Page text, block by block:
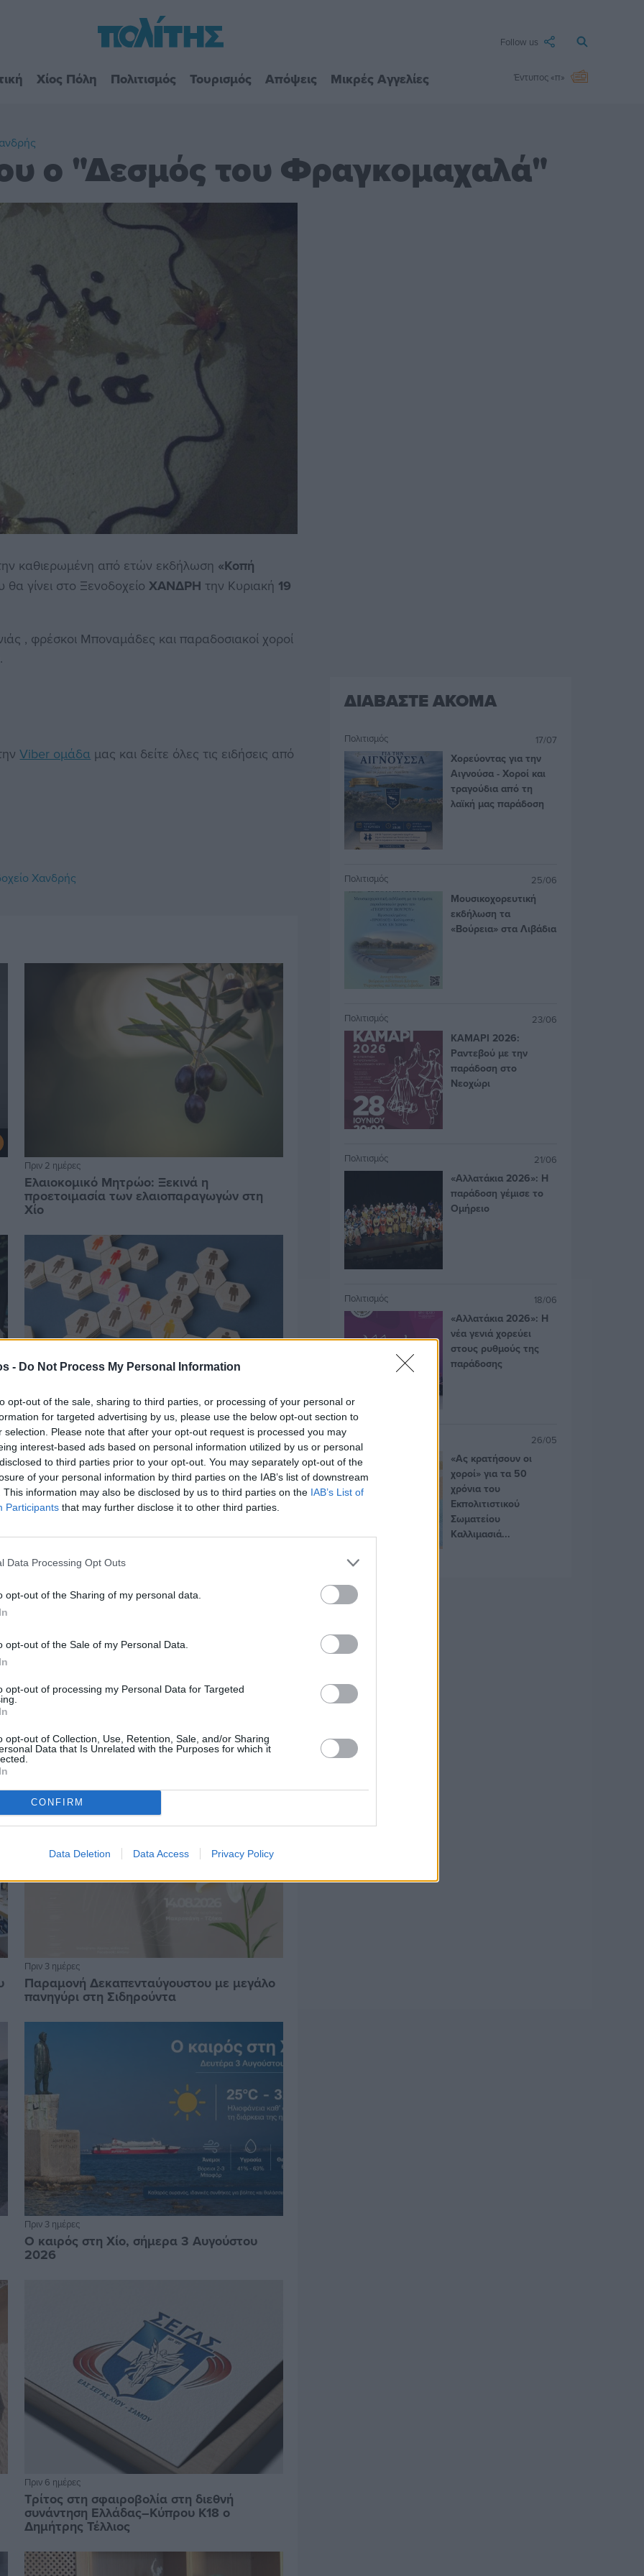
- Do Not Process My Personal Information
opt-out of the sale, sharing to third parties, or processing of your personal or
for targeted advertising by us, please use the below opt-out section to
selection. Please note that after your opt-out request is processed you may
interest-based ads based on personal information utilized by us or personal
to third parties prior to your opt-out. You may separately opt-out of the
of your personal information by third parties on the IAB’s list of downstream
This information may also be disclosed by us to third parties on the IAB’s List of
Participants that may further disclose it to other third parties.
Data Processing Opt Outs
opt-out of the Sharing of my personal data.
opt-out of the Sale of my Personal Data.
opt-out of processing my Personal Data for Targeted
opt-out of Collection, Use, Retention, Sale, and/or Sharing
Data that Is Unrelated with the Purposes for which it
CONFIRM
Data Deletion Data Access Privacy Policy
Follow us
Χίος Πόλη Πολιτισμός Τουρισμός Απόψεις Μικρές Αγγελίες Έντυπος «π»
ο "Δεσμός του Φραγκομαχαλά"
καθιερωμένη από ετών εκδήλωση «Κοπή
θα γίνει στο ΞενοδοχείοΧΑΝΔΡΗ την Κυριακή 19
, φρέσκοι Μποναμάδες και παραδοσιακοί χοροί
Viber ομάδα μας και δείτε όλες τις ειδήσεις από
Χανδρής
Πριν 2 ημέρες
Ελαιοκομικό Μητρώο: Ξεκινά η
προετοιμασία των ελαιοπαραγωγών στη
Χίο
Πριν 2 ημέρες
Αδειάζουν τα νησιά – Το δημογραφικό στο
«κόκκινο»
Πριν 2 ημέρες
Πριν 3 ημέρες
Παραμονή Δεκαπενταύγουστου με μεγάλο
πανηγύρι στη Σιδηρούντα
Πριν 3 ημέρες
Ο καιρός στη Χίο, σήμερα 3 Αυγούστου
2026
Πριν 6 ημέρες
Τρίτος στη σφαιροβολία στη διεθνή
συνάντηση Ελλάδας–Κύπρου Κ18 ο
Δημήτρης Τέλλιος
ΔΙΑΒΑΣΤΕ ΑΚΟΜΑ
Πολιτισμός 17/07
Χορεύοντας για την
Αιγνούσα - Χοροί και
τραγούδια από τη
λαϊκή μας παράδοση
Πολιτισμός 25/06
Μουσικοχορευτική
εκδήλωση τα
«Βούρεια» στα Λιβάδια
Πολιτισμός 23/06
ΚΑΜΑΡΙ 2026:
Ραντεβού με την
παράδοση στο
Νεοχώρι
Πολιτισμός 21/06
«Αλλατάκια 2026»: Η
παράδοση γέμισε το
Ομήρειο
Πολιτισμός 18/06
«Αλλατάκια 2026»: Η
νέα γενιά χορεύει
στους ρυθμούς της
παράδοσης
Πολιτισμός 26/05
«Ας κρατήσουν οι
χοροί» για τα 50
χρόνια του
Εκπολιτιστικού
Σωματείου
Καλλιμασιά...